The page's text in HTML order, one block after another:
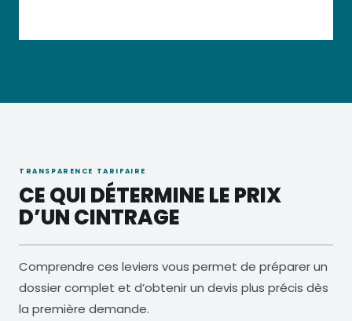
TRANSPARENCE TARIFAIRE
CE QUI DÉTERMINE LE PRIX
D’UN CINTRAGE
Comprendre ces leviers vous permet de préparer un
dossier complet et d’obtenir un devis plus précis dès
la première demande.